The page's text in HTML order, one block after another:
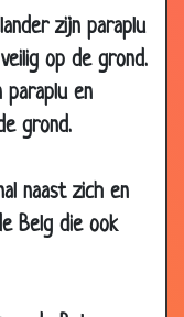
zijn paraplu
op de grond.
paraplu en
grond.
naast zich en
Belg die ook
3.43